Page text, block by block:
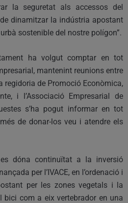
la seguretat als accessos del
dinamitzar la indústria apostant
sostenible del nostre polígon”.
ha volgut comptar en tot
mantenint reunions entre
regidoria de Promoció Econòmica,
i l’Associació Empresarial de
s’ha pogut informar en tot
de donar-los veu i atendre els
dóna continuïtat a la inversió
per l’IVACE, en l’ordenació i
per les zones vegetals i la
bici com a eix vertebrador en una